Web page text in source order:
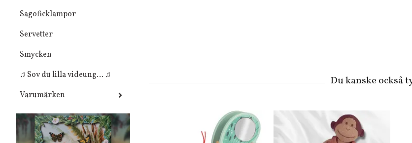
Sagoficklampor
Servetter
Smycken
♫ Sov du lilla videung... ♫
Varumärken